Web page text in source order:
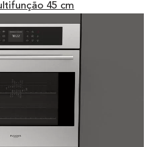
45 cm